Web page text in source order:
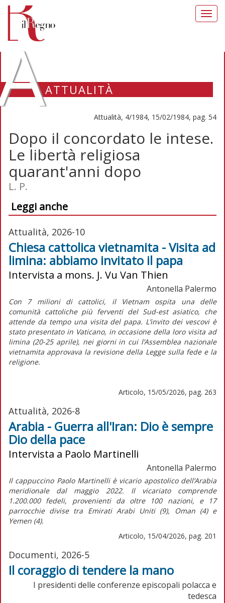
ATTUALITÀ
Attualità, 4/1984, 15/02/1984, pag. 54
Dopo il concordato le intese.
Le libertà religiosa
quarant'anni dopo
L. P.
Leggi anche
Attualità, 2026-10
Chiesa cattolica vietnamita - Visita ad
limina: abbiamo invitato il papa
Intervista a mons. J. Vu Van Thien
Antonella Palermo
Con 7 milioni di cattolici, il Vietnam ospita una delle
comunità cattoliche più ferventi del Sud-est asiatico, che
attende da tempo una visita del papa. L’invito dei vescovi è
stato presentato in Vaticano, in occasione della loro visita ad
limina (20-25 aprile), nei giorni in cui l’Assemblea nazionale
vietnamita approvava la revisione della Legge sulla fede e la
religione.
Articolo, 15/05/2026, pag. 263
Attualità, 2026-8
Arabia - Guerra all'Iran: Dio è sempre
Dio della pace
Intervista a Paolo Martinelli
Antonella Palermo
Il cappuccino Paolo Martinelli è vicario apostolico dell’Arabia
meridionale dal maggio 2022. Il vicariato comprende
1.200.000 fedeli, provenienti da oltre 100 nazioni, e 17
parrocchie divise tra Emirati Arabi Uniti (9), Oman (4) e
Yemen (4).
Articolo, 15/04/2026, pag. 201
Documenti, 2026-5
Il coraggio di tendere la mano
I presidenti delle conferenze episcopali polacca e
tedesca